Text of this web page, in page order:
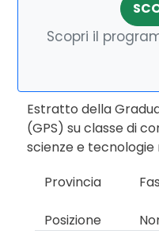
Scopri il
Estratto della
(GPS) su classe di
scienze e
Provincia
Posizione